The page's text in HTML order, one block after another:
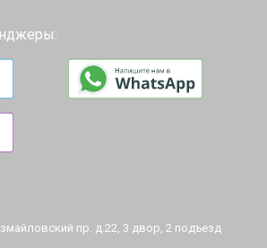
пр. д.22, 3 двор, 2 подъезд